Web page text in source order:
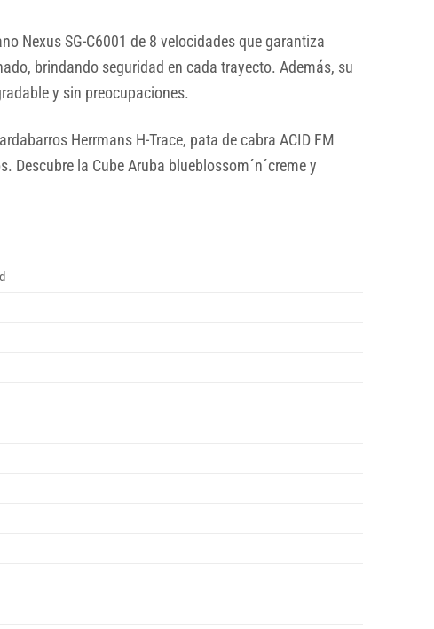
Nexus SG-C6001 de 8 velocidades que garantiza
brindando seguridad en cada trayecto. Además, su
y sin preocupaciones.
Herrmans H-Trace, pata de cabra ACID FM
la Cube Aruba blueblossom´n´creme y